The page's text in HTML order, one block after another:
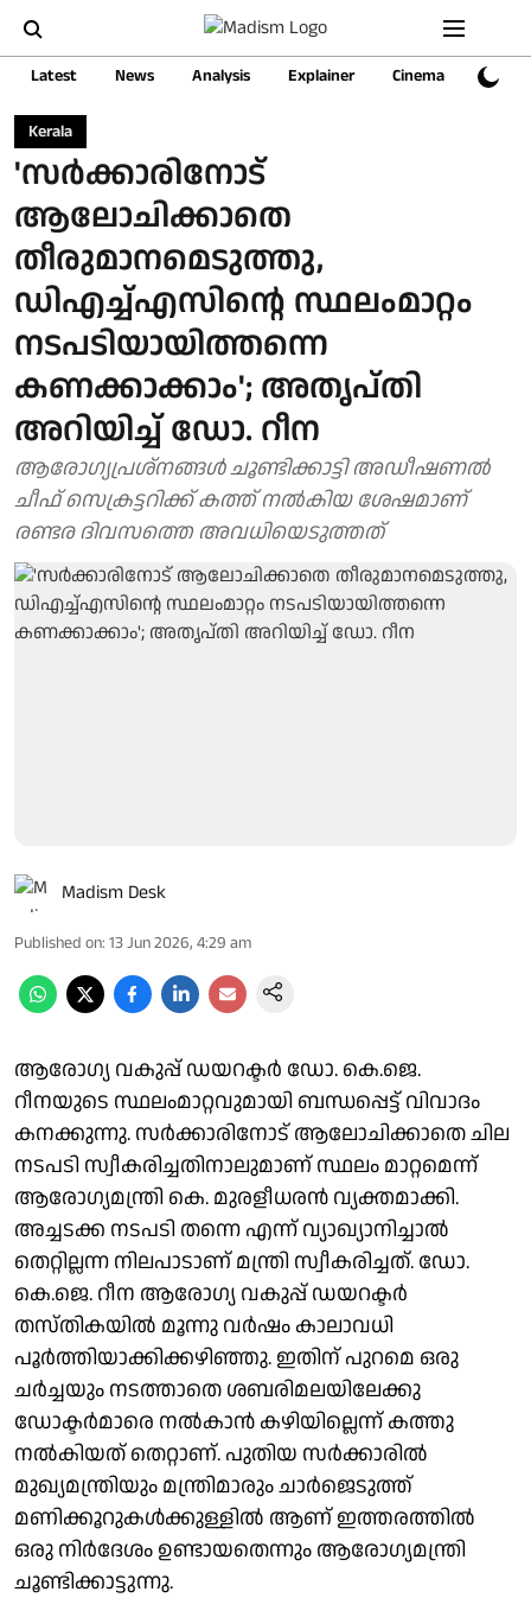
Latest News Analysis Explainer Cinema Sports
Kerala
'സര്‍ക്കാരിനോട്
ആലോചിക്കാതെ
തീരുമാനമെടുത്തു,
ഡിഎച്ച്എസിന്റെ സ്ഥലംമാറ്റം
നടപടിയായിത്തന്നെ
കണക്കാക്കാം'; അതൃപ്തി
അറിയിച്ച് ഡോ. റീന
ആരോഗ്യപ്രശ്നങ്ങൾ ചൂണ്ടിക്കാട്ടി അഡീഷണൽ
ചീഫ് സെക്രട്ടറിക്ക് കത്ത് നൽകിയ ശേഷമാണ്
രണ്ടര ദിവസത്തെ അവധിയെടുത്തത്
Madism Desk
Published on: 13 Jun 2026, 4:29 am
ആരോഗ്യ വകുപ്പ് ഡയറക്ടര്‍ ഡോ. കെ.ജെ.
റീനയുടെ സ്ഥലംമാറ്റവുമായി ബന്ധപ്പെട്ട് വിവാദം
കനക്കുന്നു. സര്‍ക്കാരിനോട് ആലോചിക്കാതെ ചില
നടപടി സ്വീകരിച്ചതിനാലുമാണ് സ്ഥലം മാറ്റമെന്ന്
ആരോഗ്യമന്ത്രി കെ. മുരളീധരന്‍ വ്യക്തമാക്കി.
അച്ചടക്ക നടപടി തന്നെ എന്ന് വ്യാഖ്യാനിച്ചാല്‍
തെറ്റില്ലന്ന നിലപാടാണ് മന്ത്രി സ്വീകരിച്ചത്. ഡോ.
കെ.ജെ. റീന ആരോഗ്യ വകുപ്പ് ഡയറക്ടര്‍
തസ്തികയില്‍ മൂന്നു വര്‍ഷം കാലാവധി
പൂര്‍ത്തിയാക്കിക്കഴിഞ്ഞു. ഇതിന് പുറമെ ഒരു
ചര്‍ച്ചയും നടത്താതെ ശബരിമലയിലേക്കു
ഡോക്ടര്‍മാരെ നല്‍കാന്‍ കഴിയില്ലെന്ന് കത്തു
നല്‍കിയത് തെറ്റാണ്. പുതിയ സര്‍ക്കാരില്‍
മുഖ്യമന്ത്രിയും മന്ത്രിമാരും ചാര്‍ജെടുത്ത്
മണിക്കൂറുകള്‍ക്കുള്ളില്‍ ആണ് ഇത്തരത്തില്‍
ഒരു നിര്‍ദേശം ഉണ്ടായതെന്നും ആരോഗ്യമന്ത്രി
ചൂണ്ടിക്കാട്ടുന്നു.